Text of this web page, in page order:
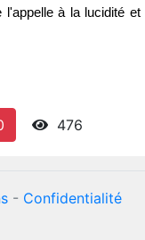
à la lucidité
476
- Confidentialité